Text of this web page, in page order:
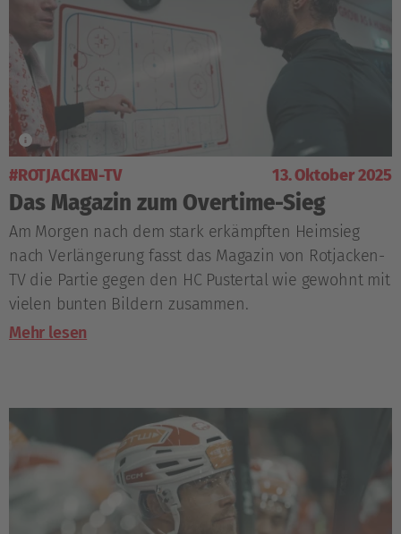
#ROTJACKEN-TV 13. Oktober 2025
Das Magazin zum Overtime-Sieg
Am Morgen nach dem stark erkämpften Heimsieg
nach Verlängerung fasst das Magazin von Rotjacken-
TV die Partie gegen den HC Pustertal wie gewohnt mit
vielen bunten Bildern zusammen.
Mehr lesen